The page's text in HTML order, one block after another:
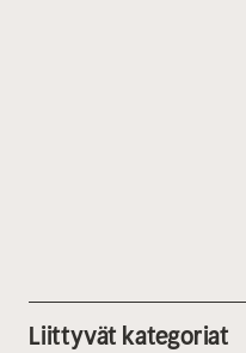
Liittyvät kategoriat